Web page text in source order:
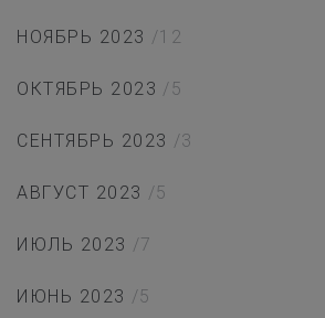
НОЯБРЬ 2023 /12
ОКТЯБРЬ 2023 /5
СЕНТЯБРЬ 2023 /3
АВГУСТ 2023 /5
ИЮЛЬ 2023 /7
ИЮНЬ 2023 /5